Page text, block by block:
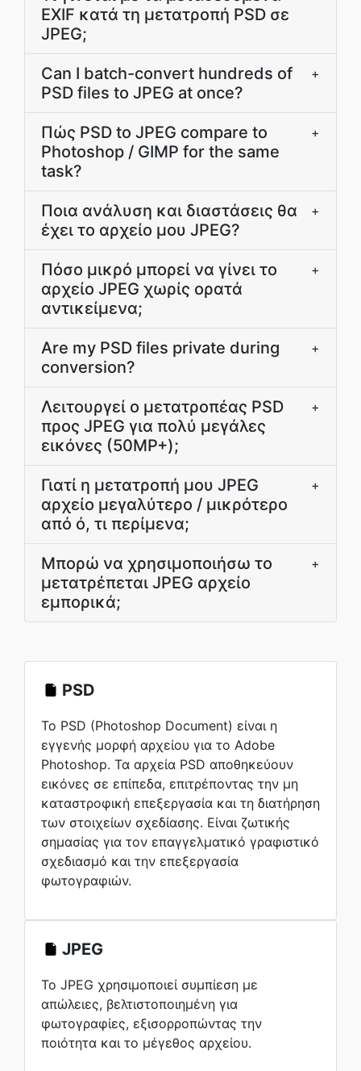
EXIF κατά τη μετατροπή PSD σε
JPEG;
Can I batch-convert hundreds of
PSD files to JPEG at once?
+
Πώς PSD to JPEG compare to
Photoshop / GIMP for the same
task?
+
Ποια ανάλυση και διαστάσεις θα
έχει το αρχείο μου JPEG?
+
Πόσο μικρό μπορεί να γίνει το
αρχείο JPEG χωρίς ορατά
αντικείμενα;
+
Are my PSD files private during
conversion?
+
Λειτουργεί ο μετατροπέας PSD
προς JPEG για πολύ μεγάλες
εικόνες (50MP+);
+
Γιατί η μετατροπή μου JPEG
αρχείο μεγαλύτερο / μικρότερο
από ό, τι περίμενα;
+
Μπορώ να χρησιμοποιήσω το
μετατρέπεται JPEG αρχείο
εμπορικά;
+
PSD
Το PSD (Photoshop Document) είναι η
εγγενής μορφή αρχείου για το Adobe
Photoshop. Τα αρχεία PSD αποθηκεύουν
εικόνες σε επίπεδα, επιτρέποντας την μη
καταστροφική επεξεργασία και τη διατήρηση
των στοιχείων σχεδίασης. Είναι ζωτικής
σημασίας για τον επαγγελματικό γραφιστικό
σχεδιασμό και την επεξεργασία
φωτογραφιών.
JPEG
Το JPEG χρησιμοποιεί συμπίεση με
απώλειες, βελτιστοποιημένη για
φωτογραφίες, εξισορροπώντας την
ποιότητα και το μέγεθος αρχείου.